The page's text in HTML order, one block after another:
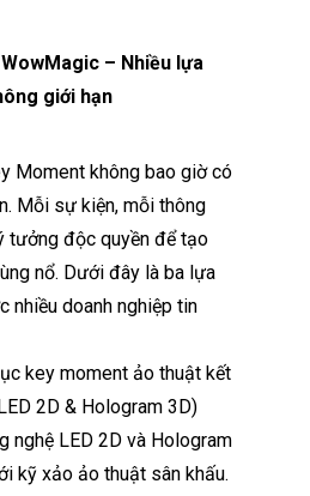
– Nhiều lựa
giới hạn
Moment không bao giờ có
Mỗi sự kiện, mỗi thông
tưởng độc quyền để tạo
nổ. Dưới đây là ba lựa
nhiều doanh nghiệp tin
key moment ảo thuật kết
2D & Hologram 3D)
nghệ LED 2D và Hologram
kỹ xảo ảo thuật sân khấu.